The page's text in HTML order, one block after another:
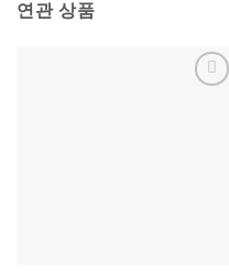
연관 상품